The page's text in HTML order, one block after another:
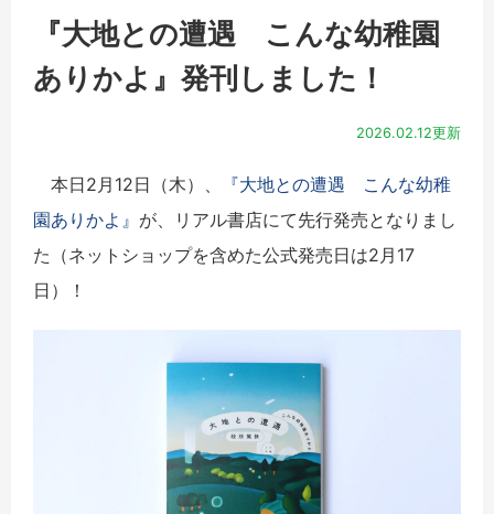
『大地との遭遇 こんな幼稚園
ありかよ』発刊しました！
2026.02.12更新
本日2月12日（木）、
『大地との遭遇 こんな幼稚
園ありかよ』 が、リアル書店にて先行発売となりまし
た（ネットショップを含めた公式発売日は2月17
日）！